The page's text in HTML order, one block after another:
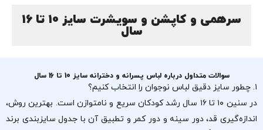
سرهمی و کاپشن و سویشرت سایز 10 تا 16
سال
سوالات متداول درباره لباس پسرانه و دخترانه سایز 10 تا 16 سال
۱. چطور سایز دقیق لباس نوجوان را انتخاب کنیم؟
در سنین ۱۰ تا ۱۶ سال رشد کودکان سریع و نامتوازن است. بهترین روش،
اندازه‌گیری قد، دور سینه و دور کمر و تطبیق آن با جدول سایزبندی برند